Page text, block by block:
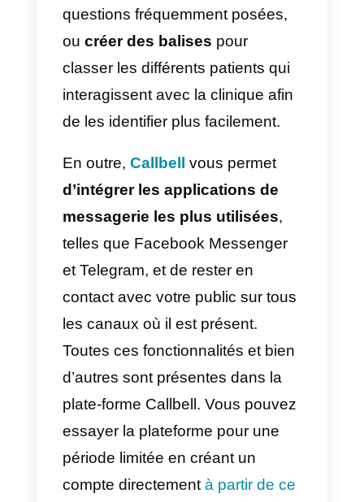
clarifié les avantages de
l’utilisation de WhatsApp dans
une clinique médicale, nous
devons préciser
quelles sont les
offerte par WhatsApp. Bien que
version Business de WhatsApp
puisse être ouverte sur un
ordinateur avec WhatsApp Web,
elle ne permet pas une
utilisation sur plusieurs
appareils. Cela signifie que
chaque prestataire de soins doit
avoir son propre compte.
Cela peut constituer un problème